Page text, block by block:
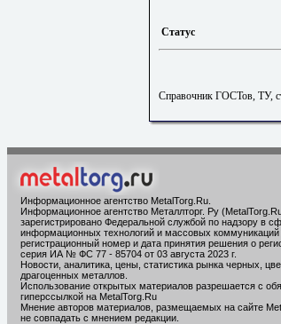
Статус
Справочник ГОСТов, ТУ,
Информационное агентство MetalTorg.Ru
Информационное агентство Металлторг. Ру
зарегистрировано Федеральной службой по надзору в
информационных технологий и массовых коммуникаций
регистрационный номер и дата принятия решения о
серия ИА № ФС 77 - 85704 от 03 августа 2023 г.
Новости, аналитика, цены, статистика рынка черных,
драгоценных металлов.
Использование открытых материалов разрешается с
гиперссылкой на MetalTorg.Ru
Мнение авторов материалов, размещаемых на сайте
не совпадать с мнением редакции.